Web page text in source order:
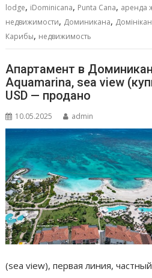
o
o
k
A
p
p
n
g
er
а
в
и
т
ь
lodge, iDominicana, Punta Cana, аренда
недвижимости, Доминикана,
Карибы, недвижимость
Апартамент в
Aquamarina, sea view
USD — продано
10.05.2025 admin
(sea view), первая линия,